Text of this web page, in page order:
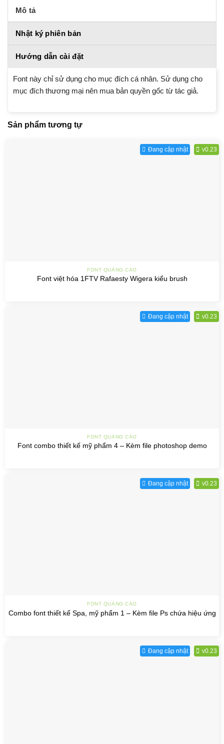
Mô tả
Nhật ký phiên bản
Hướng dẫn cài đặt
Font này chỉ sử dụng cho mục đích cá nhân. Sử dụng cho
mục đích thương mại nên mua bản quyền gốc từ tác giả.
Sản phẩm tương tự
Đang cập nhật v0.23
FONT QUẢNG CÁO
Font việt hóa 1FTV Rafaesty Wigera kiểu brush
Đang cập nhật v0.23
FONT QUẢNG CÁO
Font combo thiết kế mỹ phẩm 4 – Kèm file photoshop demo
Đang cập nhật v0.23
FONT QUẢNG CÁO
Combo font thiết kế Spa, mỹ phẩm 1 – Kèm file Ps chứa hiệu ứng
Đang cập nhật v0.23